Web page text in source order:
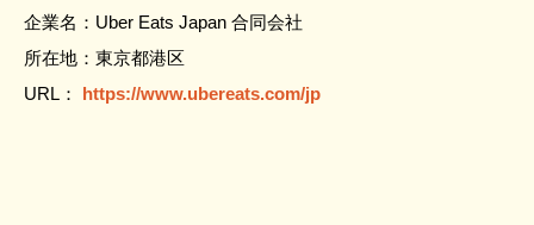
企業名：Uber Eats Japan 合同会社
所在地：東京都港区
URL：
https://www.ubereats.com/jp